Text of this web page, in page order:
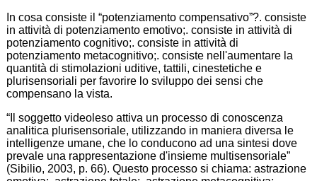
In cosa consiste il “potenziamento compensativo”?. consiste
in attività di potenziamento emotivo;. consiste in attività di
potenziamento cognitivo;. consiste in attività di
potenziamento metacognitivo;. consiste nell'aumentare la
quantità di stimolazioni uditive, tattili, cinestetiche e
plurisensoriali per favorire lo sviluppo dei sensi che
compensano la vista.
“Il soggetto videoleso attiva un processo di conoscenza
analitica plurisensoriale, utilizzando in maniera diversa le
intelligenze umane, che lo conducono ad una sintesi dove
prevale una rappresentazione d'insieme multisensoriale”
(Sibilio, 2003, p. 66). Questo processo si chiama: astrazione